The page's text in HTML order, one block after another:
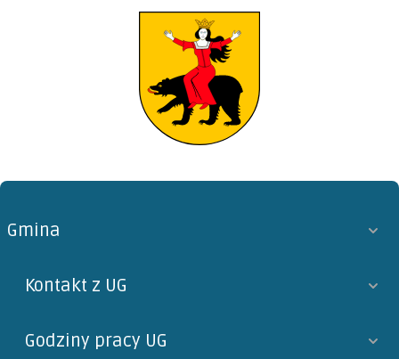
Ożarów
Gmina
Kontakt z UG
Godziny pracy UG